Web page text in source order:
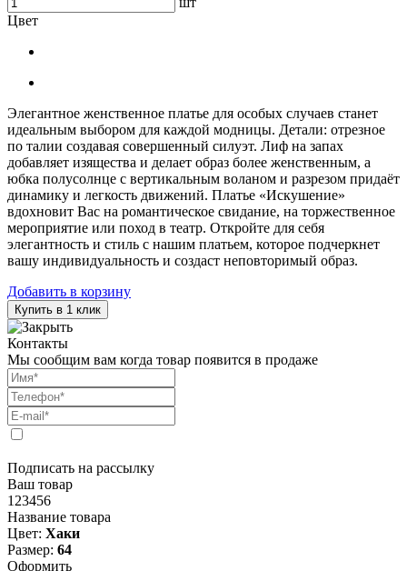
Цвет
Элегантное женственное платье для особых случаев станет
идеальным выбором для каждой модницы. Детали: отрезное
по талии создавая совершенный силуэт. Лиф на запах
добавляет изящества и делает образ более женственным, а
юбка полусолнце с вертикальным воланом и разрезом придаёт
динамику и легкость движений. Платье «Искушение»
вдохновит Вас на романтическое свидание, на торжественное
мероприятие или поход в театр. Откройте для себя
элегантность и стиль с нашим платьем, которое подчеркнет
вашу индивидуальность и создаст неповторимый образ.
Добавить в корзину
Купить в 1 клик
Контакты
Мы сообщим вам когда товар появится в продаже
Подписать на рассылку
Ваш товар
123456
Название товара
Цвет: Хаки
Размер: 64
Оформить